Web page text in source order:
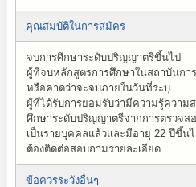
คุณสมบัติในการสมัคร
จบการศึกษาระดับปริญญาตรีขึ้นไป
ผู้ที่จบหลักสูตรการศึกษาในสถาบันกา
หรือคาดว่าจะจบภายในวันที่ระบุ
ผู้ที่ได้รับการยอมรับว่ามีความรู้ความ
ศึกษาระดับปริญญาตรีจากการตรวจส
เป็นรายบุคคลแล้วและมีอายุ 22 ปีขึ้น
ต้องติดต่อสอบถามรายละเอียด
ข้อควรระวังอื่นๆ